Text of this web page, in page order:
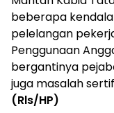
beberapa
pelelangan
Penggunaan
bergantinya
juga masalah
(Rls/HP)